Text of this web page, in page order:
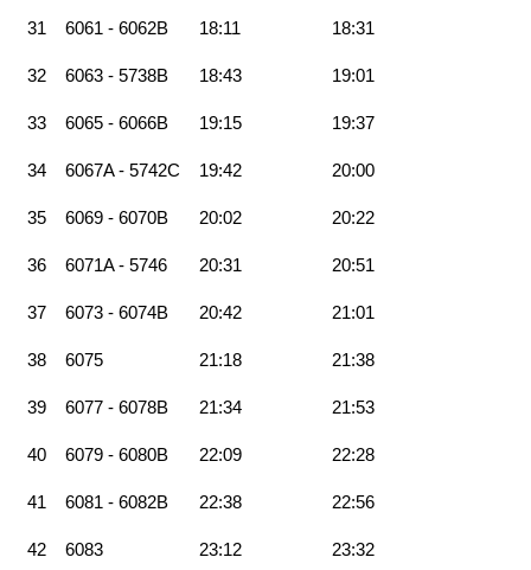
31 6061 - 6062B 18:11 18:31
32 6063 - 5738B 18:43 19:01
33 6065 - 6066B 19:15 19:37
34 6067A - 5742C 19:42 20:00
35 6069 - 6070B 20:02 20:22
36 6071A - 5746 20:31 20:51
37 6073 - 6074B 20:42 21:01
38 6075 21:18 21:38
39 6077 - 6078B 21:34 21:53
40 6079 - 6080B 22:09 22:28
41 6081 - 6082B 22:38 22:56
42 6083 23:12 23:32